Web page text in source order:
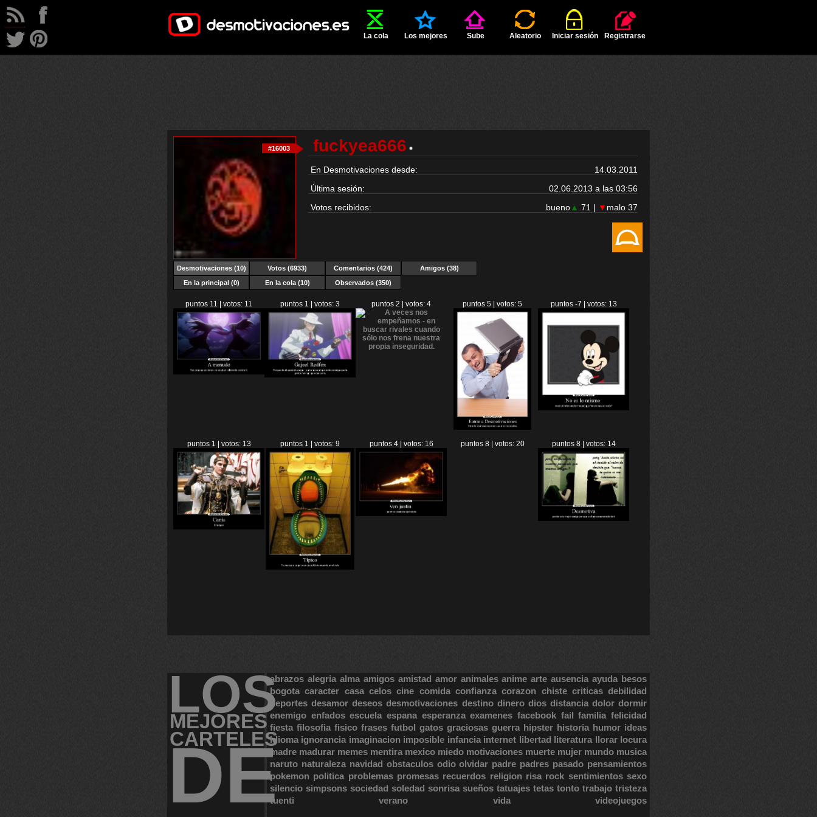
La cola Los mejores Sube Aleatorio Iniciar sesión Registrarse
#16003 fuckyea666
En Desmotivaciones desde:
14.03.2011
Última sesión:
02.06.2013 a las 03:56
Votos recibidos:
bueno▲ 71 | ▼ malo 37
Desmotivaciones(10) Votos (6933) Comentarios (424)
Amigos (38)
En la principal (0)
En la cola (10) Observados (350)
puntos 11 | votos: 11 puntos 1 | votos: 3 puntos 2 | votos: 4 puntos 5 | votos: 5 puntos -7 | votos: 13
puntos 1 | votos: 13 puntos 1 | votos: 9 puntos 4 | votos: 16 puntos 8 | votos: 20 puntos 8 | votos: 14
LOS
MEJORES
CARTELES
DE
abrazos alegria alma amigos amistad amor animales anime arte ausencia ayuda besos
bogota caracter casa celos cine comida confianza corazon chiste criticas debilidad
deportes desamor deseos desmotivaciones destino dinero dios distancia dolor dormir
enemigo enfados escuela espana esperanza examenes facebook fail familia felicidad
fiesta filosofia fisico frases futbol gatos graciosas guerra hipster historia humor ideas
idioma ignorancia imaginacion imposible infancia internet libertad literatura llorar locura
madre madurar memes mentira mexico miedo motivaciones muerte mujer mundo musica
naruto naturaleza navidad obstaculos odio olvidar padre padres pasado pensamientos
pokemon politica problemas promesas recuerdos religion risa rock sentimientos sexo
silencio simpsons sociedad soledad sonrisa sueños tatuajes tetas tonto trabajo tristeza
tuenti
verano vida videojuegos